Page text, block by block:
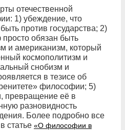
отечественной
1) убеждение, что
против государства; 2)
обязан быть
и американизм, который
космополитизм и
снобизм и
в тезисе об
философии; 5)
превращение её в
разновидность
Более подробно все
статье «О философии в